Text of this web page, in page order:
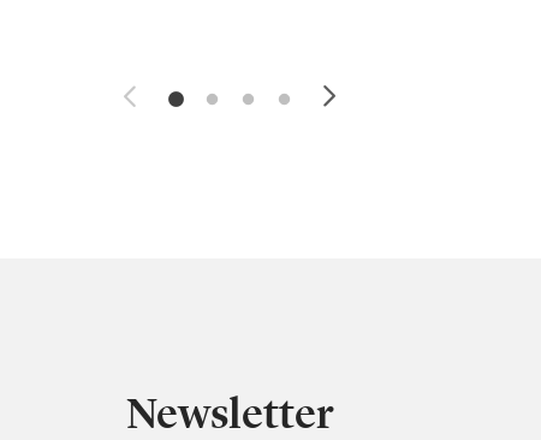
Newsletter